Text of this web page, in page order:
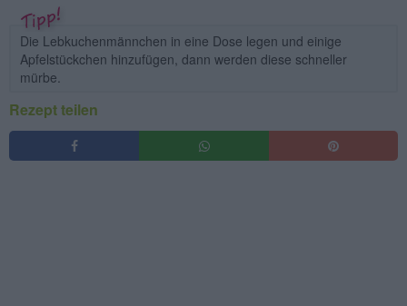
Die Lebkuchenmännchen in eine Dose legen und einige
Apfelstückchen hinzufügen, dann werden diese schneller
mürbe.
Rezept teilen